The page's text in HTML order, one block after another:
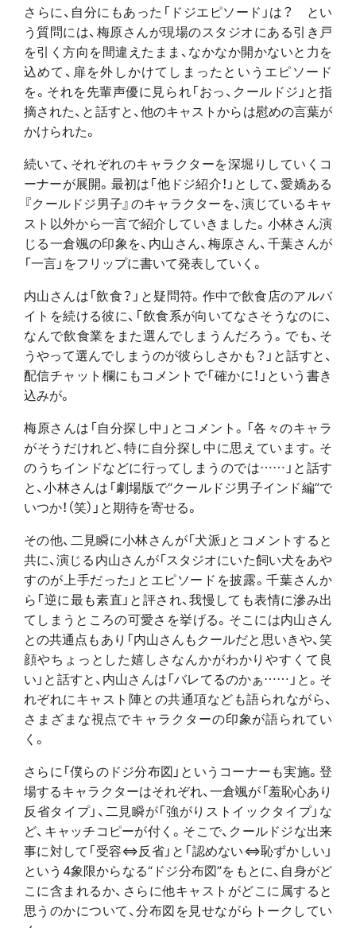
さらに、自分にもあった「ドジエピソード」は？ とい
う質問には、梅原さんが現場のスタジオにある引き戸
を引く方向を間違えたまま、なかなか開かないと力を
込めて、扉を外しかけてしまったというエピソード
を。それを先輩声優に見られ「おっ、クールドジ」と指
摘された、と話すと、他のキャストからは慰めの言葉が
かけられた。
続いて、それぞれのキャラクターを深堀りしていくコ
ーナーが展開。最初は「他ドジ紹介！」として、愛嬌ある
『クールドジ男子』のキャラクターを、演じているキャ
スト以外から一言で紹介していきました。小林さん演
じる一倉颯の印象を、内山さん、梅原さん、千葉さんが
「一言」をフリップに書いて発表していく。
内山さんは「飲食？」と疑問符。作中で飲食店のアルバ
イトを続ける彼に、「飲食系が向いてなさそうなのに、
なんで飲食業をまた選んでしまうんだろう。でも、そ
うやって選んでしまうのが彼らしさかも？」と話すと、
配信チャット欄にもコメントで「確かに！」という書き
込みが。
梅原さんは「自分探し中」とコメント。「各々のキャラ
がそうだけれど、特に自分探し中に思えています。そ
のうちインドなどに行ってしまうのでは……」と話す
と、小林さんは「劇場版で“クールドジ男子インド編”で
いつか！（笑）」と期待を寄せる。
その他、二見瞬に小林さんが「犬派」とコメントすると
共に、演じる内山さんが「スタジオにいた飼い犬をあや
すのが上手だった」とエピソードを披露。千葉さんか
ら「逆に最も素直」と評され、我慢しても表情に滲み出
てしまうところの可愛さを挙げる。そこには内山さん
との共通点もあり「内山さんもクールだと思いきや、笑
顔やちょっとした嬉しさなんかがわかりやすくて良
い」と話すと、内山さんは「バレてるのかぁ……」と。そ
れぞれにキャスト陣との共通項なども語られながら、
さまざまな視点でキャラクターの印象が語られてい
く。
さらに「僕らのドジ分布図」というコーナーも実施。登
場するキャラクターはそれぞれ、一倉颯が「羞恥心あり
反省タイプ」、二見瞬が「強がりストイックタイプ」な
ど、キャッチコピーが付く。そこで、クールドジな出来
事に対して「受容⇔反省」と「認めない⇔恥ずかしい」
という4象限からなる“ドジ分布図”をもとに、自身がど
こに含まれるか、さらに他キャストがどこに属すると
思うのかについて、分布図を見せながらトークしてい